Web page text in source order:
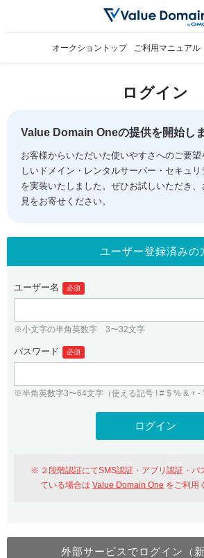
オークショントップ ご利用マニュアル
ログイン
Value Domain Oneの提供を開始し
お客様からいただいた使いやすさへのご要
しいドメイン・レンタルサーバー・セキュ
を実装いたしました。ぜひお試しいただき
見をお寄せください。
ユーザー登録済みの
ユーザー名 必須
※小文字の半角英数字 3〜32文字
パスワード 必須
※半角英数字3〜64文字（使える記号 ! # $ % & + -
２段階認証にてSMS認証・アプリ認証・パ
ている場合はValue Domain One をご利用
外部サービスでログイン（新